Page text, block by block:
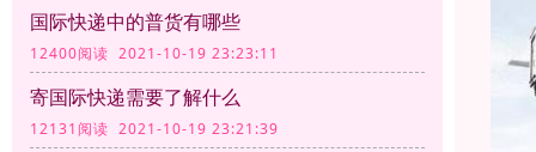
国际快递中的普货有哪些
12400阅读 2021-10-19 23:23:11
寄国际快递需要了解什么
12131阅读 2021-10-19 23:21:39